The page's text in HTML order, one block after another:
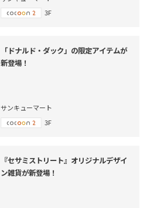
3F
「ドナルド・ダック」の限定アイテムが
新登場！
サンキューマート
3F
『セサミストリート』オリジナルデザイ
ン雑貨が新登場！